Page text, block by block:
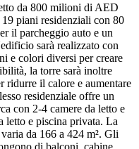
da 800 milioni di AED
piani residenziali con 80
il parcheggio auto e un
sarà realizzato con
e colori diversi per creare
la torre sarà inoltre
ridurre il calore e aumentare
residenziale offre un
con 2-4 camere da letto e
letto e piscina privata. La
da 166 a 424 m². Gli
di balconi, cabine